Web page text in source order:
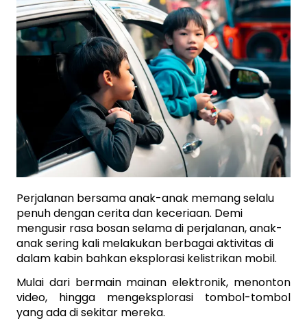
Perjalanan bersama anak-anak memang selalu
penuh dengan cerita dan keceriaan. Demi
mengusir rasa bosan selama di perjalanan, anak-
anak sering kali melakukan berbagai aktivitas di
dalam kabin bahkan eksplorasi kelistrikan mobil.
Mulai dari bermain mainan elektronik, menonton
video, hingga mengeksplorasi tombol-tombol
yang ada di sekitar mereka.